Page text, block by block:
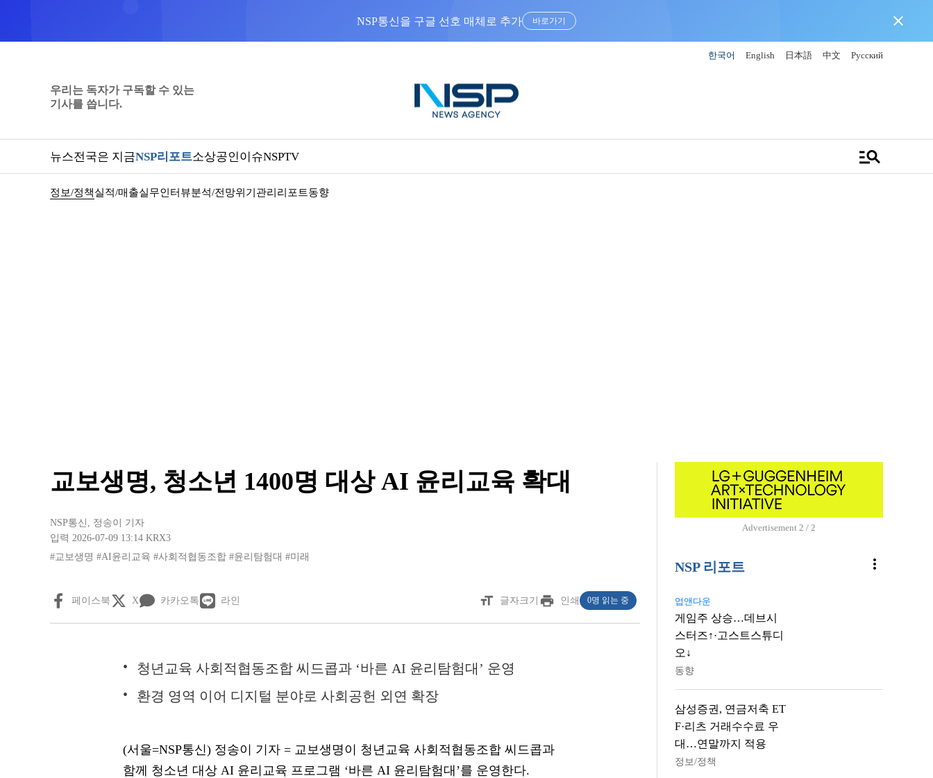
NSP통신을 구글 선호 매체로 추가 바로가기 close
한국어 English 日本語 中文 Русский
우리는 독자가 구독할 수 있는
기사를 씁니다.
뉴스전국은 지금NSP리포트소상공인이슈NSPTV manage_search
정보/정책실적/매출실무인터뷰분석/전망위기관리 리포트동향
교보생명, 청소년 1400명 대상 AI 윤리교육 확대
NSP통신 , 정송이 기자
입력 2026-07-09 13:14 KRX3
#교보생명 #AI윤리교육 #사회적협동조합 #윤리탐험대 #미래
페이스북 X 카카오톡 라인 format_size 글자크기 print 인쇄 0명 읽는 중
청년교육 사회적협동조합 씨드콥과 ‘바른 AI 윤리탐험대’ 운영
환경 영역 이어 디지털 분야로 사회공헌 외연 확장
(서울=NSP통신) 정송이 기자 = 교보생명이 청년교육 사회적협동조합 씨드콥과
함께 청소년 대상 AI 윤리교육 프로그램 ‘바른 AI 윤리탐험대’를 운영한다.
Advertisement 1 / 2
NSP 리포트 more_vert
업앤다운
게임주 상승…데브시
스터즈↑·고스트스튜디
오↓
동향
삼성증권, 연금저축 ET
F·리츠 거래수수료 우
대…연말까지 적용
정보/정책